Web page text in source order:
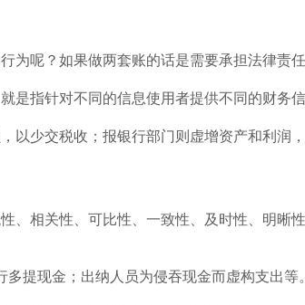
呢？如果做两套账的话是需要承担法律责
指针对不同的信息使用者提供不同的财务
少交税收；报银行部门则虚增资产和利润
相关性、可比性、一致性、及时性、明晰
提现金；出纳人员为侵吞现金而虚构支出等。